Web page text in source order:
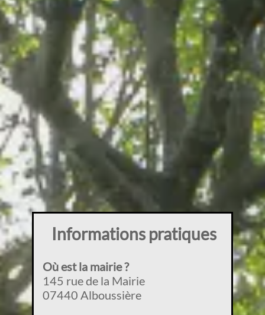
Informations pratiques
Où est la mairie ?
145 rue de la Mairie
07440 Alboussière